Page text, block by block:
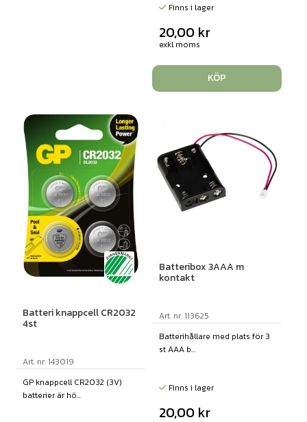
Finns i lager
20,00 kr
exkl moms
KÖP
Batteri knappcell CR2032
4st
Art. nr: 143019
GP knappcell CR2032 (3V)
batterier är hö...
Batteribox 3AAA m
kontakt
Art. nr: 113625
Batterihållare med plats för 3
st AAA b...
Finns i lager
20,00 kr